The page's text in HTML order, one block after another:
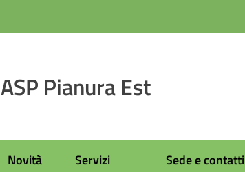
ASP Pianura Est
Novità Servizi Sede e contatti